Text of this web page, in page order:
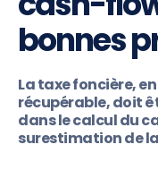
bonnes
La taxe foncière,
récupérable, doit
dans le calcul du
surestimation de